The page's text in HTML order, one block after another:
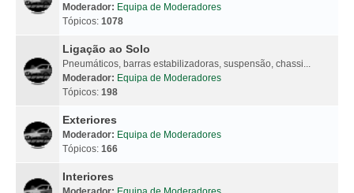
Moderador: Equipa de Moderadores
Tópicos: 1078
Ligação ao Solo
Pneumáticos, barras estabilizadoras, suspensão, chassi...
Moderador: Equipa de Moderadores
Tópicos: 198
Exteriores
Moderador: Equipa de Moderadores
Tópicos: 166
Interiores